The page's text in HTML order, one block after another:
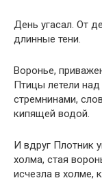
День угасал. От
длинные тени.
Воронье,
Птицы летели
стремнинами,
кипящей водой.
И вдруг Плотник
холма, стая
исчезла в холме,